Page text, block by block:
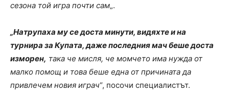
сезона той игра почти сам„.
„Натрупаха му се доста минути, видяхте и на
турнира за Купата, даже последния мач беше доста
изморен, така че мисля, че момчето има нужда от
малко помощ и това беше една от причината да
привлечем новия играч“, посочи специалистът.